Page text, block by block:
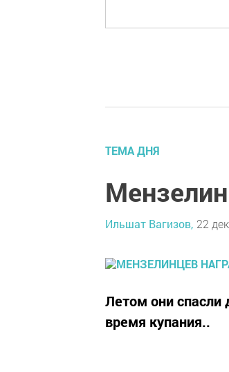
ТЕМА ДНЯ
Ильшат Вагизов, 22
Летом они спасли
время купания..